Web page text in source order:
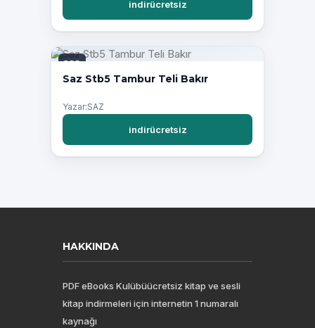
indirücretsiz
PDF
Saz Stb5 Tambur Teli Bakır
Yazar:SAZ
indirücretsiz
HAKKINDA
PDF eBooks Kulübüücretsiz kitap ve sesli
kitap indirmeleri için internetin 1 numaralı
kaynağı